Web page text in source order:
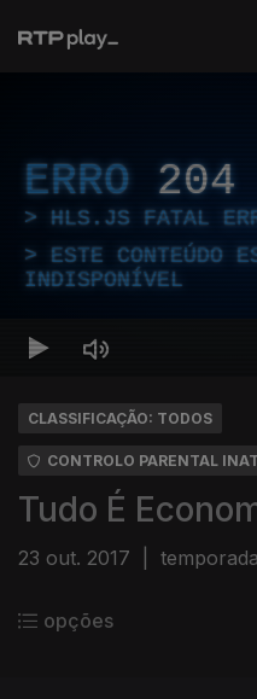
ERRO 204
HLS.JS FATAL
ESTE CONTEÚDO
INDISPONÍVEL
CLASSIFICAÇÃO: TODOS
CONTROLO PARENTAL
Tudo É
23 out. 2017
opções